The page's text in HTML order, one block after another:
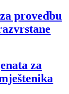
provedbu
za